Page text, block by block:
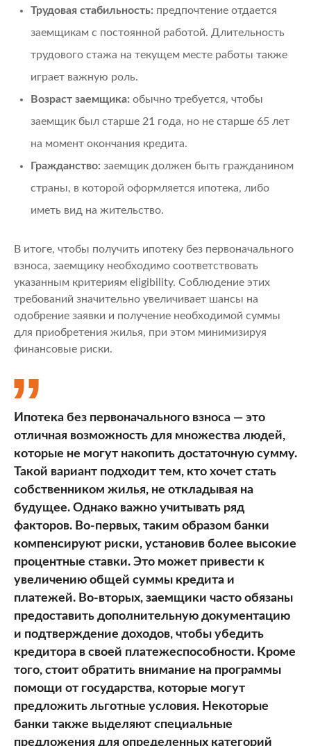
Трудовая стабильность: предпочтение отдается
заемщикам с постоянной работой. Длительность
трудового стажа на текущем месте работы также
играет важную роль.
Возраст заемщика: обычно требуется, чтобы
заемщик был старше 21 года, но не старше 65 лет
на момент окончания кредита.
Гражданство: заемщик должен быть гражданином
страны, в которой оформляется ипотека, либо
иметь вид на жительство.
В итоге, чтобы получить ипотеку без первоначального
взноса, заемщику необходимо соответствовать
указанным критериям eligibility. Соблюдение этих
требований значительно увеличивает шансы на
одобрение заявки и получение необходимой суммы
для приобретения жилья, при этом минимизируя
финансовые риски.
Ипотека без первоначального взноса — это
отличная возможность для множества людей,
которые не могут накопить достаточную сумму.
Такой вариант подходит тем, кто хочет стать
собственником жилья, не откладывая на
будущее. Однако важно учитывать ряд
факторов. Во-первых, таким образом банки
компенсируют риски, установив более высокие
процентные ставки. Это может привести к
увеличению общей суммы кредита и
платежей. Во-вторых, заемщики часто обязаны
предоставить дополнительную документацию
и подтверждение доходов, чтобы убедить
кредитора в своей платежеспособности. Кроме
того, стоит обратить внимание на программы
помощи от государства, которые могут
предложить льготные условия. Некоторые
банки также выделяют специальные
предложения для определенных категорий